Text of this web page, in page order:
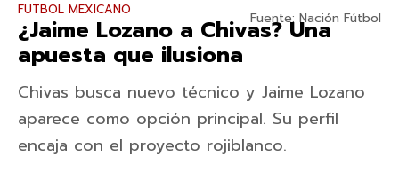
Fuente: Nación Fútbol
FUTBOL MEXICANO
¿Jaime Lozano a Chivas? Una
apuesta que ilusiona
Chivas busca nuevo técnico y Jaime Lozano
aparece como opción principal. Su perfil
encaja con el proyecto rojiblanco.